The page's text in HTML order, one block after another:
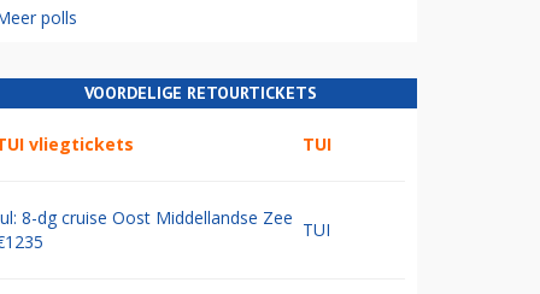
polls
VOORDELIGE RETOURTICKETS
vliegtickets TUI
8-dg cruise Oost Middellandse Zee
TUI